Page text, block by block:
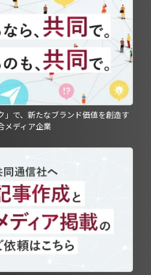
」で、新たなブランド価値を創造す
メディア企業